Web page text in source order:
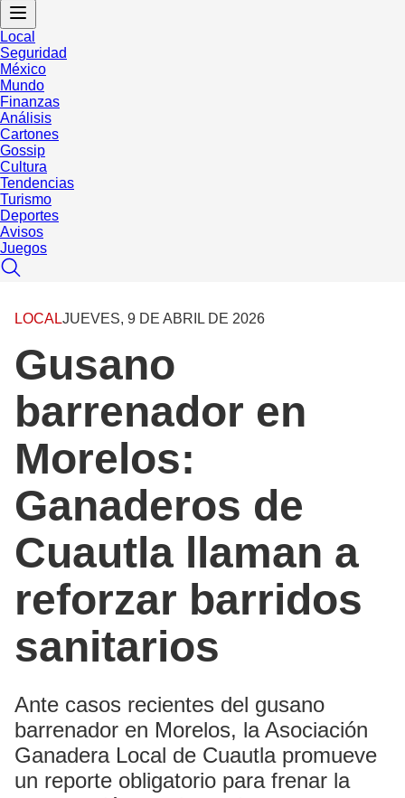
Local
Seguridad
México
Mundo
Finanzas
Análisis
Cartones
Gossip
Cultura
Tendencias
Turismo
Deportes
Avisos
Juegos
LOCALJUEVES, 9 DE ABRIL DE 2026
Gusano
barrenador en
Morelos:
Ganaderos de
Cuautla llaman a
reforzar barridos
sanitarios
Ante casos recientes del gusano
barrenador en Morelos, la Asociación
Ganadera Local de Cuautla promueve
un reporte obligatorio para frenar la